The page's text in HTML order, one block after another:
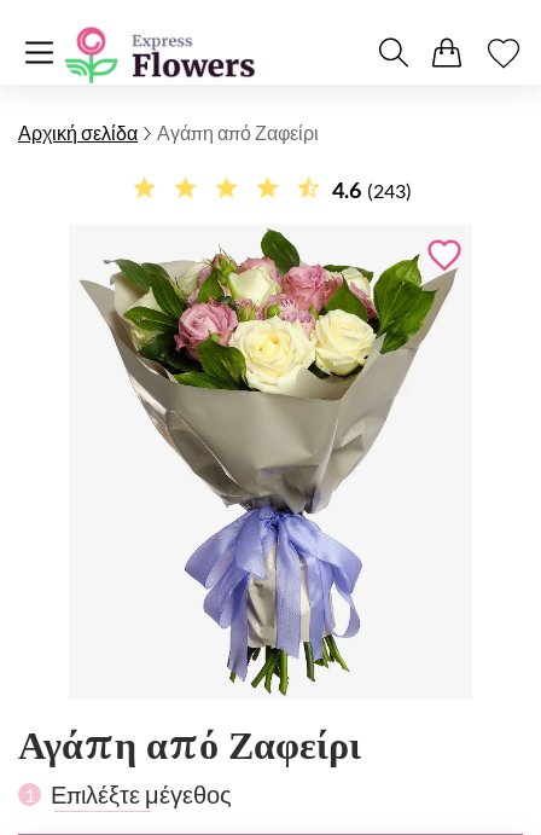
Αρχική σελίδα Αγάπη από Ζαφείρι
4.6 (243)
Αγάπη από Ζαφείρι
1 Επιλέξτε μέγεθος